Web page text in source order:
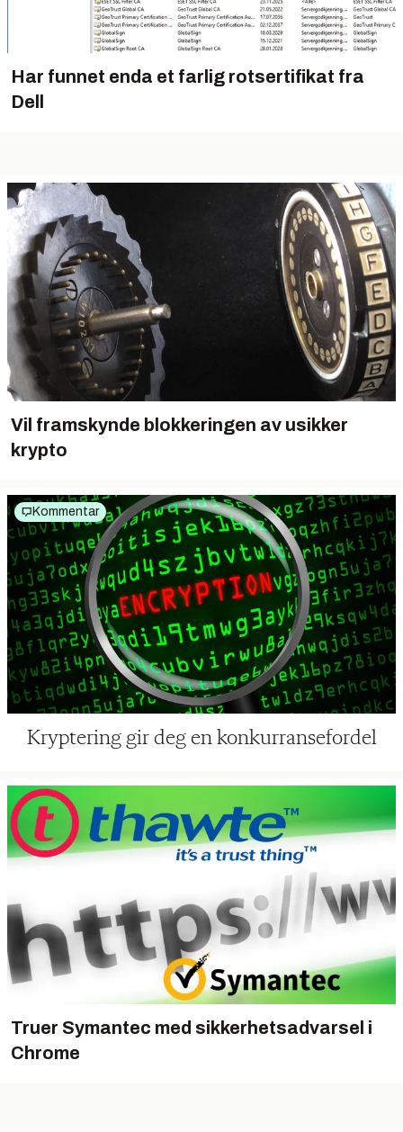
Har funnet enda et farlig rotsertifikat fra
Dell
Vil framskynde blokkeringen av usikker
krypto
Kommentar
Kryptering gir deg en konkurransefordel
Truer Symantec med sikkerhetsadvarsel i
Chrome